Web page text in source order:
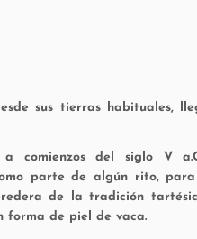
sus tierras habituales,
comienzos del siglo V
parte de algún rito,
de la tradición
forma de piel de vaca.